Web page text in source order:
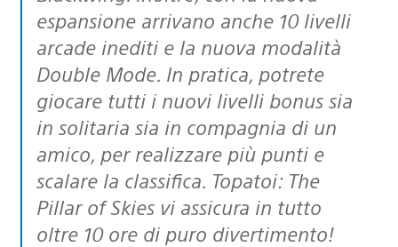
espansione arrivano anche 10 livelli
arcade inediti e la nuova modalità
Double Mode. In pratica, potrete
giocare tutti i nuovi livelli bonus sia
in solitaria sia in compagnia di un
amico, per realizzare più punti e
scalare la classifica. Topatoi: The
Pillar of Skies vi assicura in tutto
oltre 10 ore di puro divertimento!